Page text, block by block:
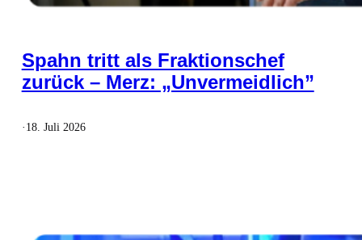
Spahn tritt als Fraktionschef
zurück – Merz: „Unvermeidlich”
· 18. Juli 2026